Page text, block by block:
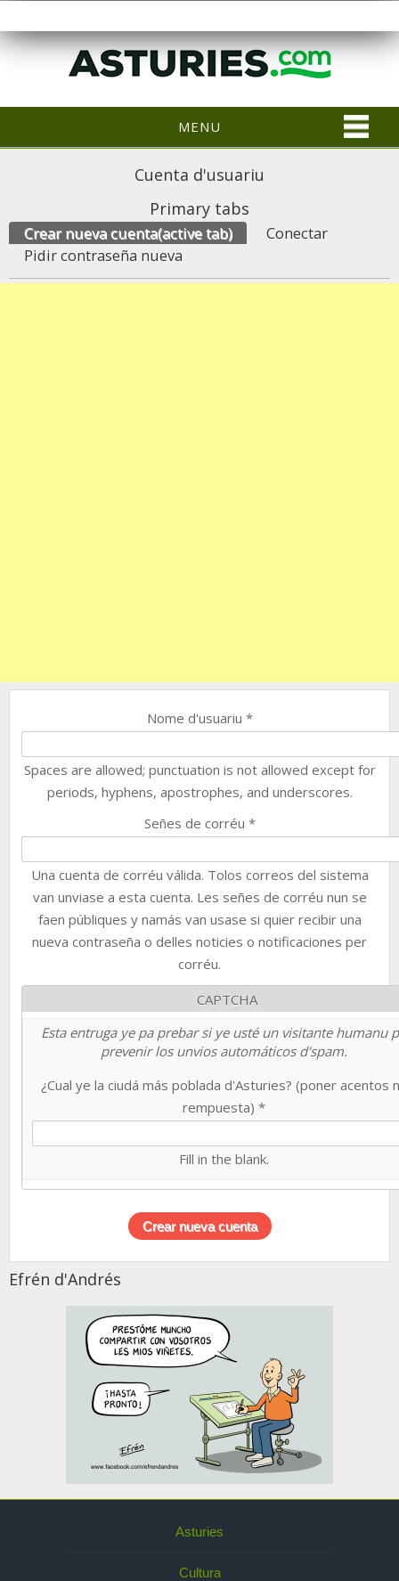
MENU
Cuenta d'usuariu
Primary tabs
Crear nueva cuenta(active tab)
Conectar
Pidir contraseña nueva
Nome d'usuariu *
Spaces are allowed; punctuation is not allowed except for
periods, hyphens, apostrophes, and underscores.
Señes de corréu *
Una cuenta de corréu válida. Tolos correos del sistema
van unviase a esta cuenta. Les señes de corréu nun se
faen públiques y namás van usase si quier recibir una
nueva contraseña o delles noticies o notificaciones per
corréu.
CAPTCHA
Esta entruga ye pa prebar si ye usté un visitante humanu
prevenir los unvios automáticos d'spam.
¿Cual ye la ciudá más poblada d'Asturies? (poner acentos
rempuesta) *
Fill in the blank.
Efrén d'Andrés
Asturies
Cultura